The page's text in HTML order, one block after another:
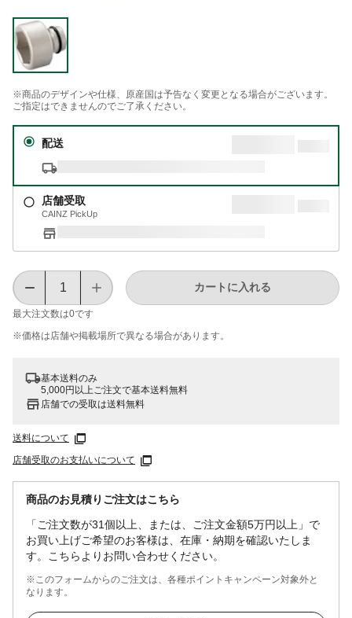
※商品のデザインや仕様、原産国は予告なく変更となる場合がございます。
ご指定はできませんのでご了承ください。
配送
店舗受取
CAINZ PickUp
最大注文数は0です
カートに入れる
※価格は​店舗や​掲載場所で​異なる​場合が​あります。
基本送料のみ
5,000円以上ご注文で基本送料無料
店舗での受取は送料無料
送料について
店舗受取のお支払いについて
商品のお見積りご注文はこちら
「ご注文数が31個以上、または、ご注文金額5万円以上」で
お買い上げご希望のお客様は、在庫・納期を確認いたしま
す。こちらよりお問い合わせください。
※このフォームからのご注文は、各種ポイントキャンペーン対象外と
なります。